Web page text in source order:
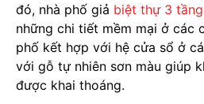
đó, nhà phố giả biệt thự 3 tầng
những chi tiết mềm mại ở các
phố kết hợp với hệ cửa sổ ở
với gỗ tự nhiên sơn màu giúp
được khai thoáng.